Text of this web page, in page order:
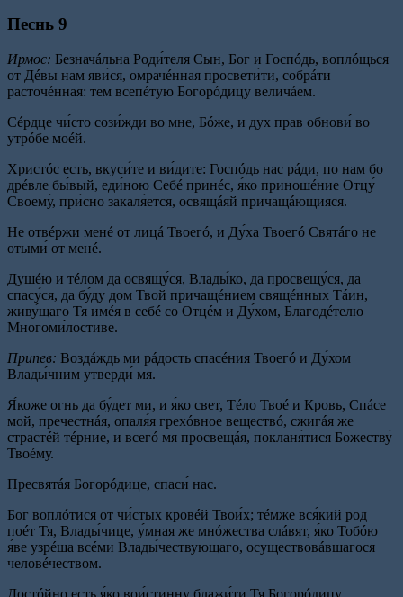
Песнь 9
Ирмос: Безначáльна Роди́теля Сын, Бог и Госпóдь, воплóщься
от Дéвы нам яви́ся, омрачéнная просвети́ти, собрáти
расточéнная: тем всепéтую Богорóдицу величáем.
Сéрдце чи́сто сози́жди во мне, Бóже, и дух прав обнови́ во
утрóбе моéй.
Христóс есть, вкуси́те и ви́дите: Госпóдь нас рáди, по нам бо
дрéвле бы́вый, еди́ною Себé принéс, я́ко приношéние Отцу́
Своему́, при́сно закаля́ется, освящáяй причащáющияся.
Не отвéржи менé от лицá Твоегó, и Ду́ха Твоегó Святáго не
отыми́ от менé.
Душéю и тéлом да освящу́ся, Влады́ко, да просвещу́ся, да
спасу́ся, да бу́ду дом Твой причащéнием свящéнных Тáин,
живу́щаго Тя имéя в себé со Отцéм и Ду́хом, Благодéтелю
Многоми́лостиве.
Припев: Воздáждь ми рáдость спасéния Твоегó и Ду́хом
Влады́чним утверди́ мя.
Я́коже огнь да бу́дет ми, и я́ко свет, Тéло Твоé и Кровь, Спáсе
мой, пречестнáя, опаля́я грехóвное веществó, сжигáя же
страстéй тéрние, и всегó мя просвещáя, покланя́тися Божеству́
Твоéму.
Пресвятáя Богорóдице, спаси́ нас.
Бог воплóтися от чи́стых кровéй Твои́х; тéмже вся́кий род
поéт Тя, Влады́чице, у́мная же мнóжества слáвят, я́ко Тобóю
я́ве узрéша всéми Влады́чествующаго, осуществовáвшагося
человéчеством.
Достóйно есть я́ко вои́стинну блажи́ти Тя Богорóдицу,